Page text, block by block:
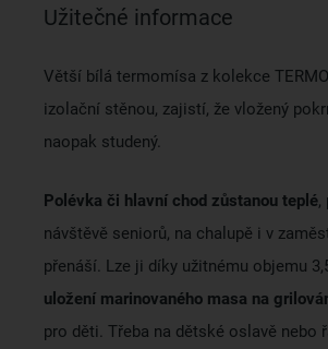
Užitečné informace
Větší bílá termomísa z kolekce
izolační stěnou, zajistí, že vložený
naopak studený.
Polévka či hlavní chod zůstanou teplé,
návštěvě seniorů, na chalupě i v
přenáší. Lze ji díky užitnému objemu
uložení marinovaného masa na
pro děti. Třeba na dětské oslavě nebo